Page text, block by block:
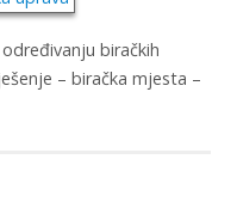
biračkih
– biračka mjesta –